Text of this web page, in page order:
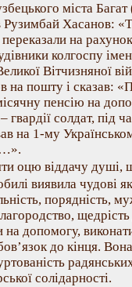
міста
Рузимбай Хасанов:
переказали на
колгоспу
Вітчизняної
на пошту і сказав:
пенсію на
гвардії солдат, під
на 1-му
оцю віддачу душі,
виявила чудові
порядність,
на допомогу,
до кінця.
солідарності.